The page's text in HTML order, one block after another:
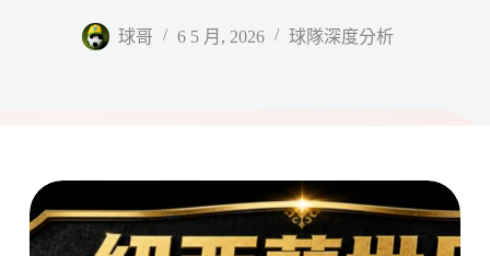
球哥 6 5 月, 2026 球隊深度分析